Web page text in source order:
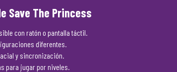
Save The Princess
con ratón o pantalla táctil.
diferentes.
y sincronización.
para jugar por niveles.